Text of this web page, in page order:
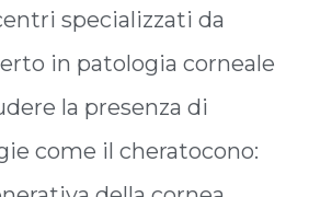
specializzati da
in patologia corneale
la presenza di
come il cheratocono: